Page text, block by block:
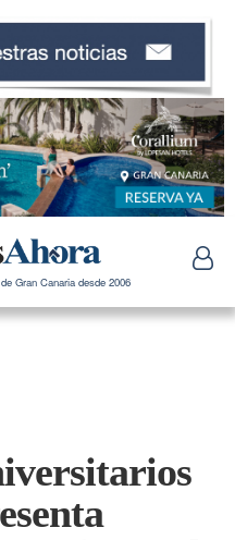
Gran Canaria desde 2006